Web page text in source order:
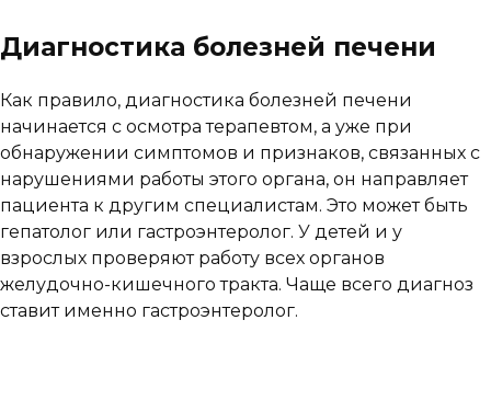
Диагностика болезней печени
Как правило, диагностика болезней печени
начинается с осмотра терапевтом, а уже при
обнаружении симптомов и признаков, связанных с
нарушениями работы этого органа, он направляет
пациента к другим специалистам. Это может быть
гепатолог или гастроэнтеролог. У детей и у
взрослых проверяют работу всех органов
желудочно-кишечного тракта. Чаще всего диагноз
ставит именно гастроэнтеролог.